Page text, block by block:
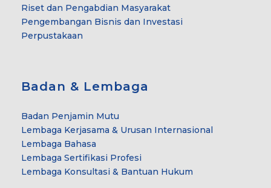
Riset dan Pengabdian Masyarakat
Pengembangan Bisnis dan Investasi
Perpustakaan
Badan & Lembaga
Badan Penjamin Mutu
Lembaga Kerjasama & Urusan Internasional
Lembaga Bahasa
Lembaga Sertifikasi Profesi
Lembaga Konsultasi & Bantuan Hukum